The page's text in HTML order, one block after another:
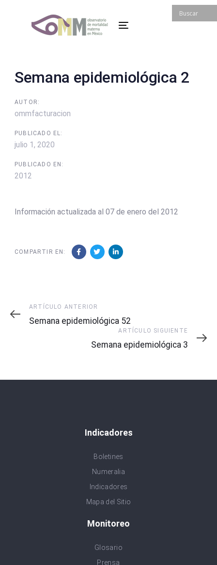
content
Toggle
Semana epidemiológica 2
AUTOR:
ommfacturacion
PUBLICADO EL:
julio 1, 2020
PUBLICADO EN:
2012
Información actualizada al 07 de enero del 2012
COMPARTIR EN:
Post
navigation
Artículo
Anterior
ARTÍCULO ANTERIOR
Semana epidemiológica 52
Artículo
Siguiente
ARTÍCULO SIGUIENTE
Semana epidemiológica 3
Indicadores
Boletines
Numeralia
Indicadores
Mapa del Sitio
Monitoreo
Glosario
Prensa